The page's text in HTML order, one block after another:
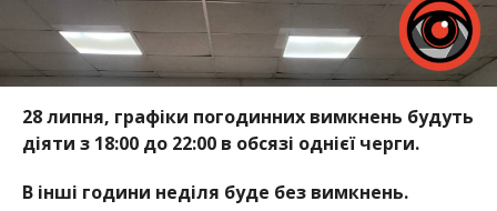
28 липня, графіки погодинних вимкнень будуть
діяти з 18:00 до 22:00 в обсязі однієї черги.
В інші години неділя буде без вимкнень.